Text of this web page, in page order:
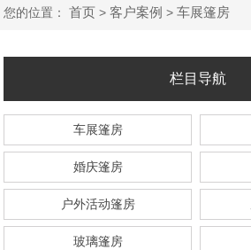
您的位置：首页 >客户案例 >车展篷房
栏目导航
车展篷房
婚庆篷房
户外活动篷房
玻璃篷房